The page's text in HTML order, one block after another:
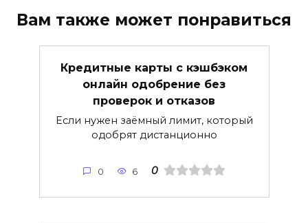
Вам также может понравиться
Кредитные карты с кэшбэком
онлайн одобрение без
проверок и отказов
Если нужен заёмный лимит, который
одобрят дистанционно
0 6 0